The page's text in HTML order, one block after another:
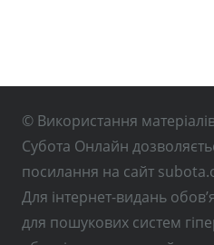
© Використання
Субота Онлайн
посилання на сайт
Для інтернет-видань
для пошукових систем